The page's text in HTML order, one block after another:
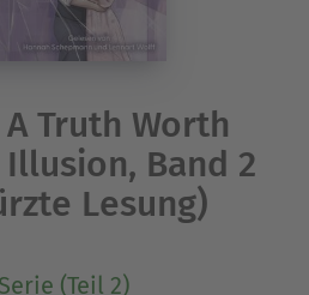
Truth Worth
Band 2
Lesung)
Serie (Teil 2)